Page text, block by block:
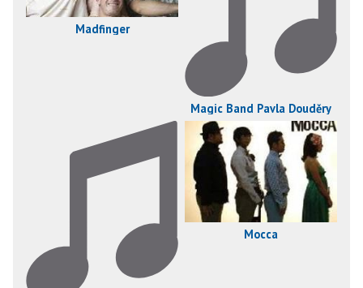
Madfinger
Magic Band Pavla Douděry
Mocca